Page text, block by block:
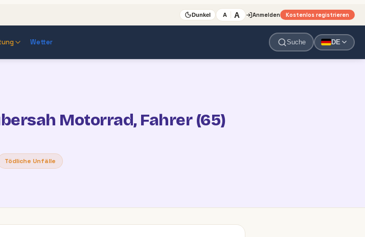
Dunkel A A Anmelden Kostenlos registrieren
Wetter Suche DE
Motorrad, Fahrer (65)
Tödliche Unfälle